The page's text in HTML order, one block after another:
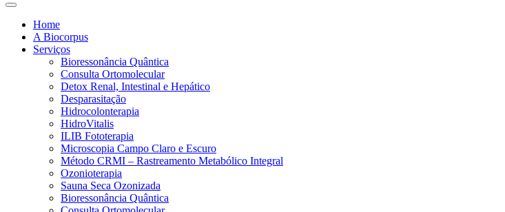
Home
A Biocorpus
Serviços
Bioressonância Quântica
Consulta Ortomolecular
Detox Renal, Intestinal e Hepático
Desparasitação
Hidrocolonterapia
HidroVitalis
ILIB Fototerapia
Microscopia Campo Claro e Escuro
Método CRMI – Rastreamento Metabólico Integral
Ozonioterapia
Sauna Seca Ozonizada
Bioressonância Quântica